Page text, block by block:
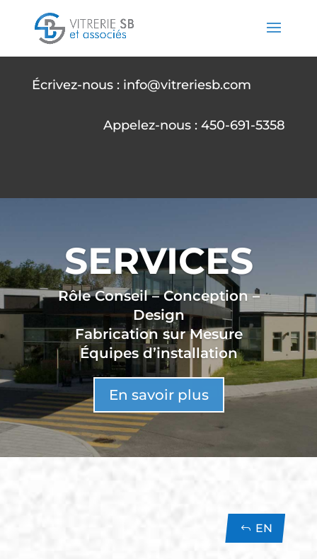
Écrivez-nous : info@vitreriesb.com
Appelez-nous : 450-691-5358
SERVICES
Rôle Conseil – Conception –
Design
Fabrication sur Mesure
Équipes d’installation
En savoir plus
EN